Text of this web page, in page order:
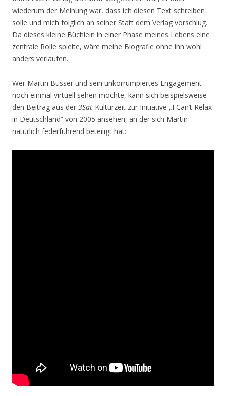
wiederum der Meinung war, dass ich diesen Text schreiben
solle und mich folglich an seiner Statt dem Verlag vorschlug.
Da dieses kleine Büchlein in einer Phase meines Lebens eine
zentrale Rolle spielte, wäre meine Biografie ohne ihn wohl
anders verlaufen.
Wer Martin Büsser und sein unkorrumpiertes Engagement
noch einmal virtuell sehen möchte, kann sich beispielsweise
den Beitrag aus der 3Sat-Kulturzeit zur Initiative „I Can’t Relax
in Deutschland” von 2005 ansehen, an der sich Martin
natürlich federführend beteiligt hat: